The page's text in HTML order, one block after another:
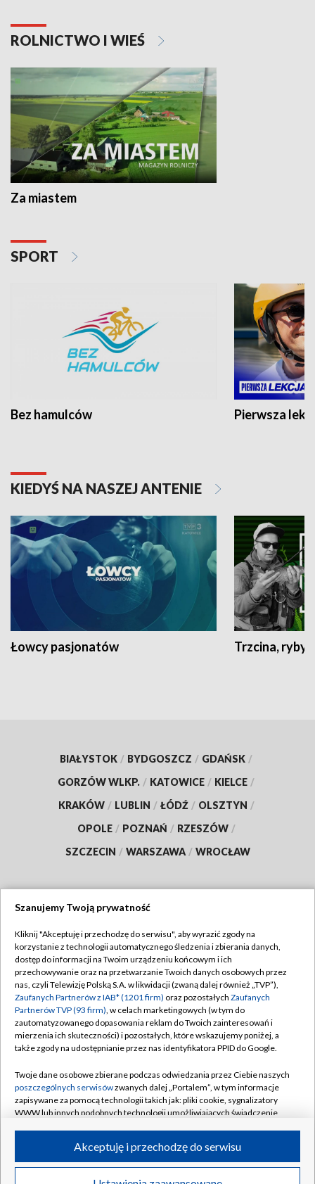
ROLNICTWO I WIEŚ
Za miastem
SPORT
Bez hamulców Pierwsza
KIEDYŚ NA NASZEJ ANTENIE
Łowcy pasjonatów Trzcina, ryby
BIAŁYSTOK / BYDGOSZCZ / GDAŃSK /
GORZÓW WLKP. / KATOWICE / KIELCE /
KRAKÓW / LUBLIN / ŁÓDŹ / OLSZTYN /
OPOLE / POZNAŃ / RZESZÓW /
SZCZECIN / WARSZAWA / WROCŁAW
TVP
Abonament TVP
Emisja w TVP
Centrum informacji TVP
Naziemna Telewizja Cyfrowa
Rada Programowa
System NOS
Informacje o nadawcy
Program dla prasy
Regulamin TVP
Polityka prywatności
Moje zgody
Pomoc
Kontakt
Kanały
©2026 Telewizja Polska S.A. w likwidacji
Szanujemy Twoją prywatność
Kliknij "Akceptuję i przechodzę do serwisu", aby wyrazić zgody na
korzystanie z technologii automatycznego śledzenia i zbierania danych,
dostęp do informacji na Twoim urządzeniu końcowym i ich
przechowywanie oraz na przetwarzanie Twoich danych osobowych przez
nas, czyli Telewizję Polską S.A. w likwidacji (zwaną dalej również „TVP”),
Zaufanych Partnerów z IAB* (1201 firm) oraz pozostałych Zaufanych
Partnerów TVP (93 firm), w celach marketingowych (w tym do
zautomatyzowanego dopasowania reklam do Twoich zainteresowań i
mierzenia ich skuteczności) i pozostałych, które wskazujemy poniżej, a
także zgody na udostępnianie przez nas identyfikatora PPID do Google.
Twoje dane osobowe zbierane podczas odwiedzania przez Ciebie naszych
poszczególnych serwisówzwanych dalej „Portalem”, w tym informacje
zapisywane za pomocą technologii takich jak: pliki cookie, sygnalizatory
WWW lub innych podobnych technologii umożliwiających świadczenie
ruchu w Internecie.
Twoje dane osobowe zbierane podczas odwiedzania przez Ciebie
Akceptuję i przechodzę do serwisu